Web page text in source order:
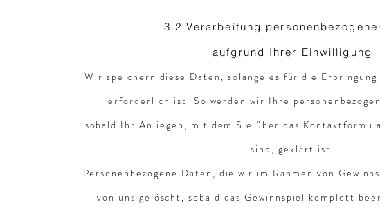
3.2 Verarbeitung
aufgrund Ihrer Einwilligung
Wir speichern diese Daten, solange es für die
erforderlich ist. So werden wir Ihre
sobald Ihr Anliegen, mit dem Sie über das
sind, geklärt ist.
Personenbezogene Daten, die wir im Rahmen von
von uns gelöscht, sobald das Gewinnspiel komplett